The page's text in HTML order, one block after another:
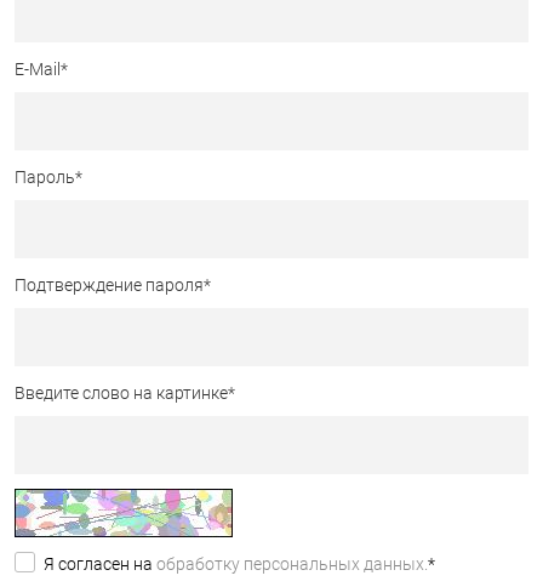
E-Mail *
Пароль*
Подтверждение пароля*
Введите слово на картинке*
Я согласен на обработку персональных данных. *